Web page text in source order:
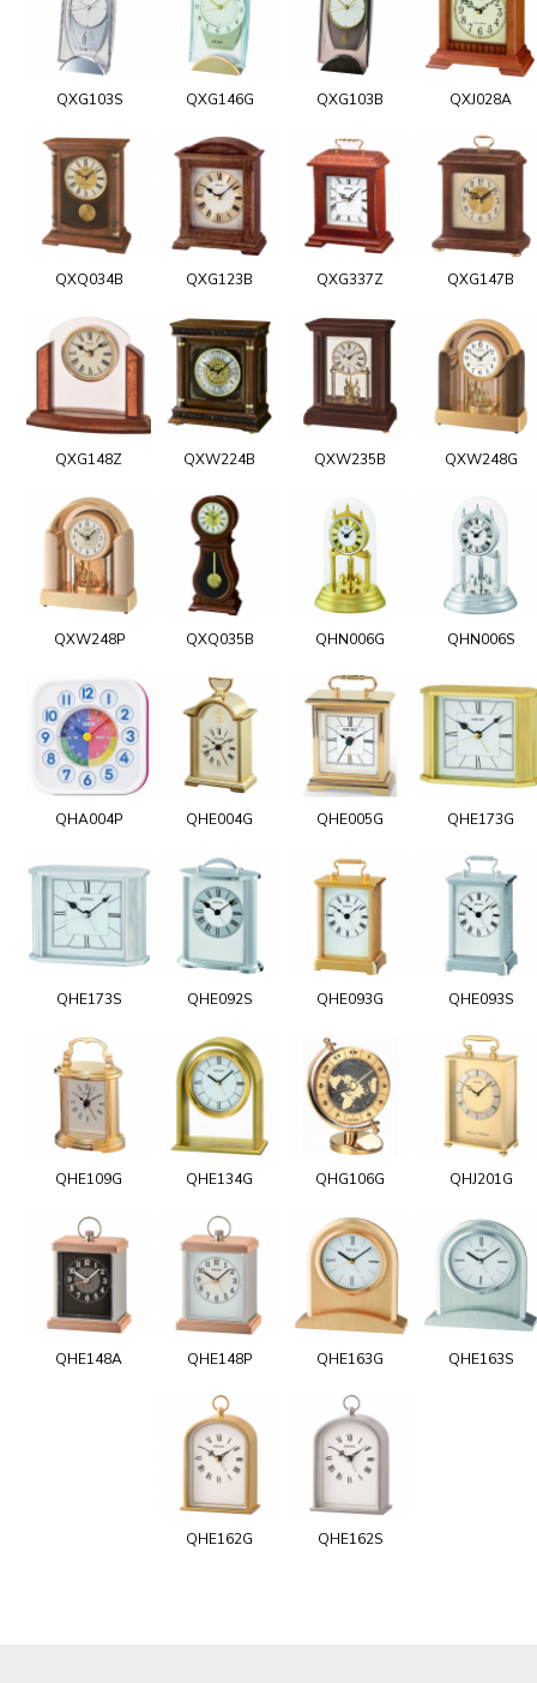
QXG103S QXG146G QXG103B QXJ028A
QXQ034B QXG123B QXG337Z QXG147B
QXG148Z QXW224B QXW235B QXW248G
QXW248P QXQ035B QHN006G QHN006S
QHA004P QHE004G QHE005G QHE173G
QHE173S QHE092S QHE093G QHE093S
QHE109G QHE134G QHG106G QHJ201G
QHE148A QHE148P QHE163G QHE163S
QHE162G QHE162S